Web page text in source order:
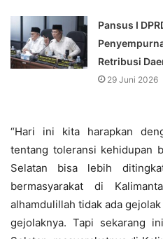
Pansus I
Retribusi
29 Juni 2026
“Hari ini kita harapkan
tentang toleransi kehidupan
Selatan bisa lebih
bermasyarakat di
alhamdulillah tidak ada
gejolaknya. Tapi sekarang